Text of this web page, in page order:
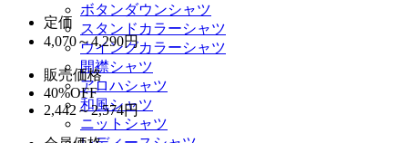
ボタンダウンシャツ
スタンドカラーシャツ
ウイングカラーシャツ
開襟シャツ
アロハシャツ
和風シャツ
ニットシャツ
定価
4,070～4,290円
販売価格
40%OFF
2,442～2,574円